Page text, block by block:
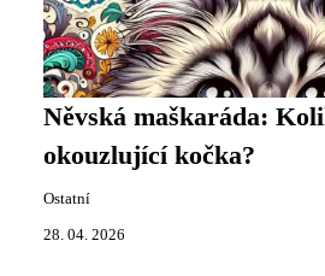
Něvská maškaráda:
okouzlující kočka?
Ostatní
28. 04. 2026